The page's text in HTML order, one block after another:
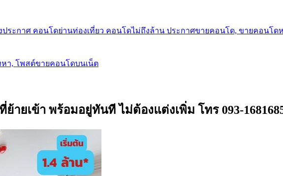
ประกาศ คอนโดย่านท่องเที่ยว คอนโดไม่ถึงล้าน ประกาศขายคอนโด, ขายคอนโด
า, โพสต์ขายคอนโดบนเน็ต
ายเข้า พร้อมอยู่ทันที ไม่ต้องแต่งเพิ่ม โทร 093-